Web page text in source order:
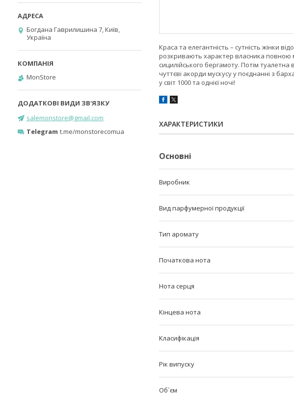
Краса та елегантність – сутність жінки
розкривають характер власника повною
сицилійського бергамоту. Потім
чуттєві акорди мускусу у поєднанні з
у світ 1000 та однієї ночі!
ХАРАКТЕРИСТИКИ
Основні
Виробник
Вид парфумерної продукції
Тип аромату
Початкова нота
Нота серця
Кінцева нота
Класифікація
Рік випуску
Об`єм
Богдана Гаврилишина 7, Київ,
Україна
MonStore
salemonstore@gmail.com
Telegram t.me/monstorecomua